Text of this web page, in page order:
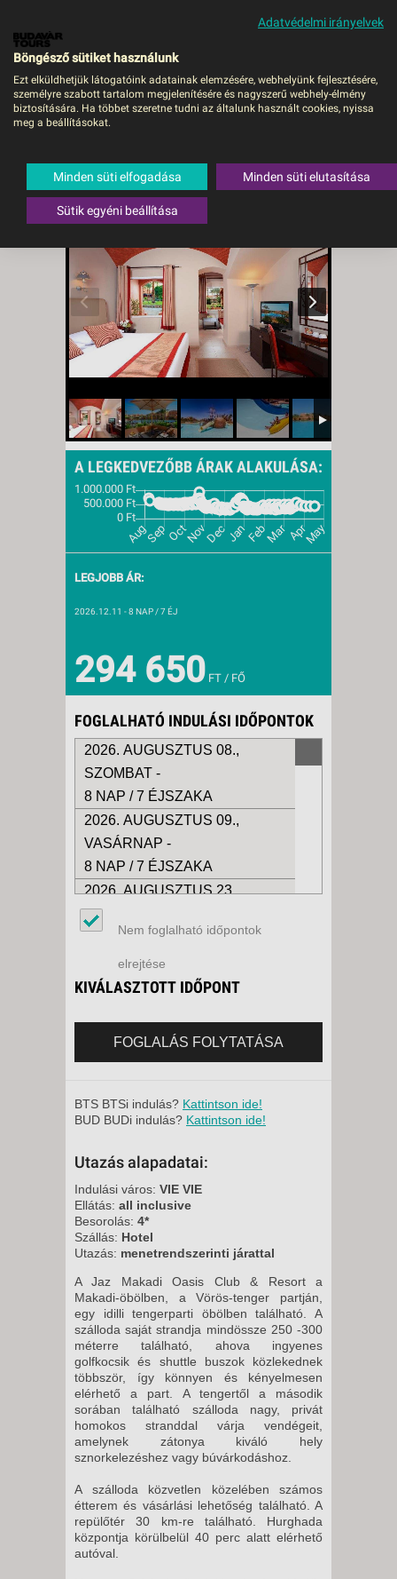
MENÜ
Jaz Makadi Oasis Resort -
Egyiptom,Vörös-tenger (Egyiptom),
Makadi Bay
A LEGKEDVEZŐBB ÁRAK ALAKULÁSA:
LEGJOBB ÁR:
2026.12.11 - 8 NAP / 7 ÉJ
294 650 FT / FŐ
FOGLALHATÓ INDULÁSI IDŐPONTOK
2026. AUGUSZTUS 08.,
SZOMBAT -
8 NAP / 7 ÉJSZAKA
2026. AUGUSZTUS 09.,
VASÁRNAP -
8 NAP / 7 ÉJSZAKA
2026. AUGUSZTUS 23.,
VASÁRNAP -
22 NAP / 21 ÉJSZAKA
2026. AUGUSZTUS 23.,
VASÁRNAP -
2026. AUGUSZTUS 23.,
2026. AUGUSZTUS 23.,
VASÁRNAP -
2026. AUGUSZTUS 24., HÉTFŐ
-
22 NAP / 21 ÉJSZAKA
2026. AUGUSZTUS 24., HÉTFŐ
10 NAP / 9 ÉJSZAKA
2026. AUGUSZTUS 24., HÉTFŐ
-
8 NAP / 7 ÉJSZAKA
2026. AUGUSZTUS 24., HÉTFŐ
-
15 NAP / 14 ÉJSZAKA
2026. AUGUSZTUS 25., KEDD -
2026. AUGUSZTUS 25., KEDD -
10 NAP / 9 ÉJSZAKA
2026. AUGUSZTUS 25., KEDD -
Nem foglalható időpontok
elrejtése
KIVÁLASZTOTT IDŐPONT
FOGLALÁS FOLYTATÁSA
BTS BTSi indulás? Kattintson ide!
BUD BUDi indulás? Kattintson ide!
Utazás alapadatai:
Indulási város: VIE VIE
Ellátás: all inclusive
Besorolás: 4*
Szállás: Hotel
Utazás: menetrendszerinti járattal
A Jaz Makadi Oasis Club & Resort a
Makadi-öbölben, a Vörös-tenger partján,
egy idilli tengerparti öbölben található. A
szálloda saját strandja mindössze 250 -300
méterre található, ahova ingyenes
golfkocsik és shuttle buszok közlekednek
többször, így könnyen és kényelmesen
elérhető a part. A tengertől a második
sorában található szálloda nagy, privát
homokos stranddal várja vendégeit,
amelynek zátonya kiváló hely
sznorkelezéshez vagy búvárkodáshoz.
A szálloda közvetlen közelében számos
étterem és vásárlási lehetőség található. A
repülőtér 30 km-re található. Hurghada
központja körülbelül 40 perc alatt elérhető
autóval.
Adatvédelmi irányelvek
Böngésző sütiket használunk
Ezt elküldhetjük látogatóink adatainak elemzésére, webhelyünk fejlesztésére,
személyre szabott tartalom megjelenítésére és nagyszerű webhely-élmény
biztosítására. Ha többet szeretne tudni az általunk használt cookies, nyissa
meg a beállításokat.
Minden süti elfogadása Minden süti elutasítása
Sütik egyéni beállítása